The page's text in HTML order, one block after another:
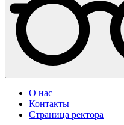
О нас
Контакты
Страница ректора